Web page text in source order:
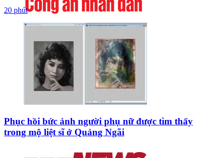
20 phút
Phục hồi bức ảnh người phụ nữ được tìm thấy
trong mộ liệt sĩ ở Quảng Ngãi